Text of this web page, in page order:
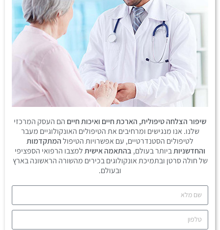
שיפור הצלחה טיפולית, הארכת חיים ואיכות חיים הם העסק המרכזי
שלנו. אנו מנגישים ומרחיבים את הטיפולים האונקולוגיים מעבר
לטיפולים הסטנדרטיים, עם אפשרויות הטיפולהמתקדמות
והחדשניותביותר בעולם, בהתאמה אישיתלמצבו הרפואי הספציפי
של חולה סרטן ובתמיכת אונקולוגים בכירים מהשורה הראשונה בארץ
ובעולם.